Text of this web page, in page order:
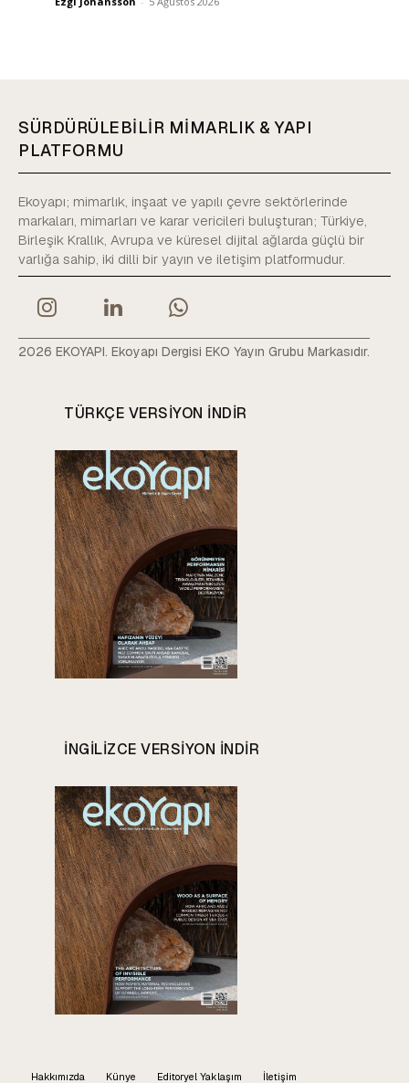
SÜRDÜRÜLEBİLİR MİMARLIK & YAPI
PLATFORMU
Ekoyapı; mimarlık, inşaat ve yapılı çevre sektörlerinde
markaları, mimarları ve karar vericileri buluşturan; Türkiye,
Birleşik Krallık, Avrupa ve küresel dijital ağlarda güçlü bir
varlığa sahip, iki dilli bir yayın ve iletişim platformudur.
2026 EKOYAPI. Ekoyapı Dergisi EKO Yayın Grubu Markasıdır.
TÜRKÇE VERSIYON INDIR
INGILIZCE VERSIYON INDIR
Hakkımızda Künye Editoryel Yaklaşım İletişim